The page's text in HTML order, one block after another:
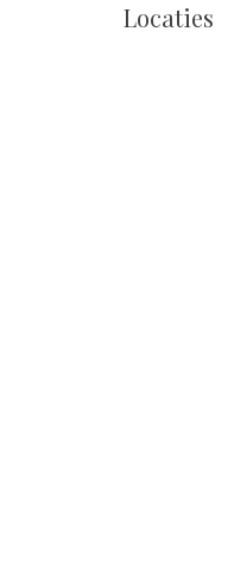
Locaties